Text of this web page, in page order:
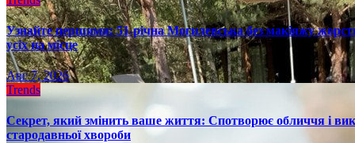
Узнайте першими: 51-річна Могилевська без макіяжу
усіх на місце
Авг 7, 2026
Trends
Секрет, який змінить ваше життя: Спотворює обличчя і
стародавньої хвороби